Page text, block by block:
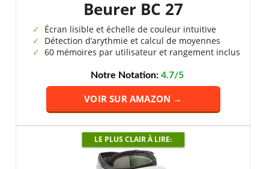
Beurer BC 27
Écran lisible et échelle de couleur intuitive
Détection d’arythmie et calcul de moyennes
60 mémoires par utilisateur et rangement inclus
Notre Notation:4.7/5
VOIR SUR AMAZON →
LE PLUS CLAIR À LIRE: